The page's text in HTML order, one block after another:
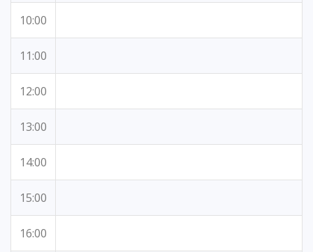
10:00
11:00
12:00
13:00
14:00
15:00
16:00